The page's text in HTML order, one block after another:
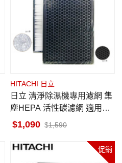
HITACHI 日立
日立 清淨除濕機專用濾網 集
塵HEPA 活性碳濾網 適用機
種RD-HH RD-HH1 原廠配件
1,090 1,590
促銷